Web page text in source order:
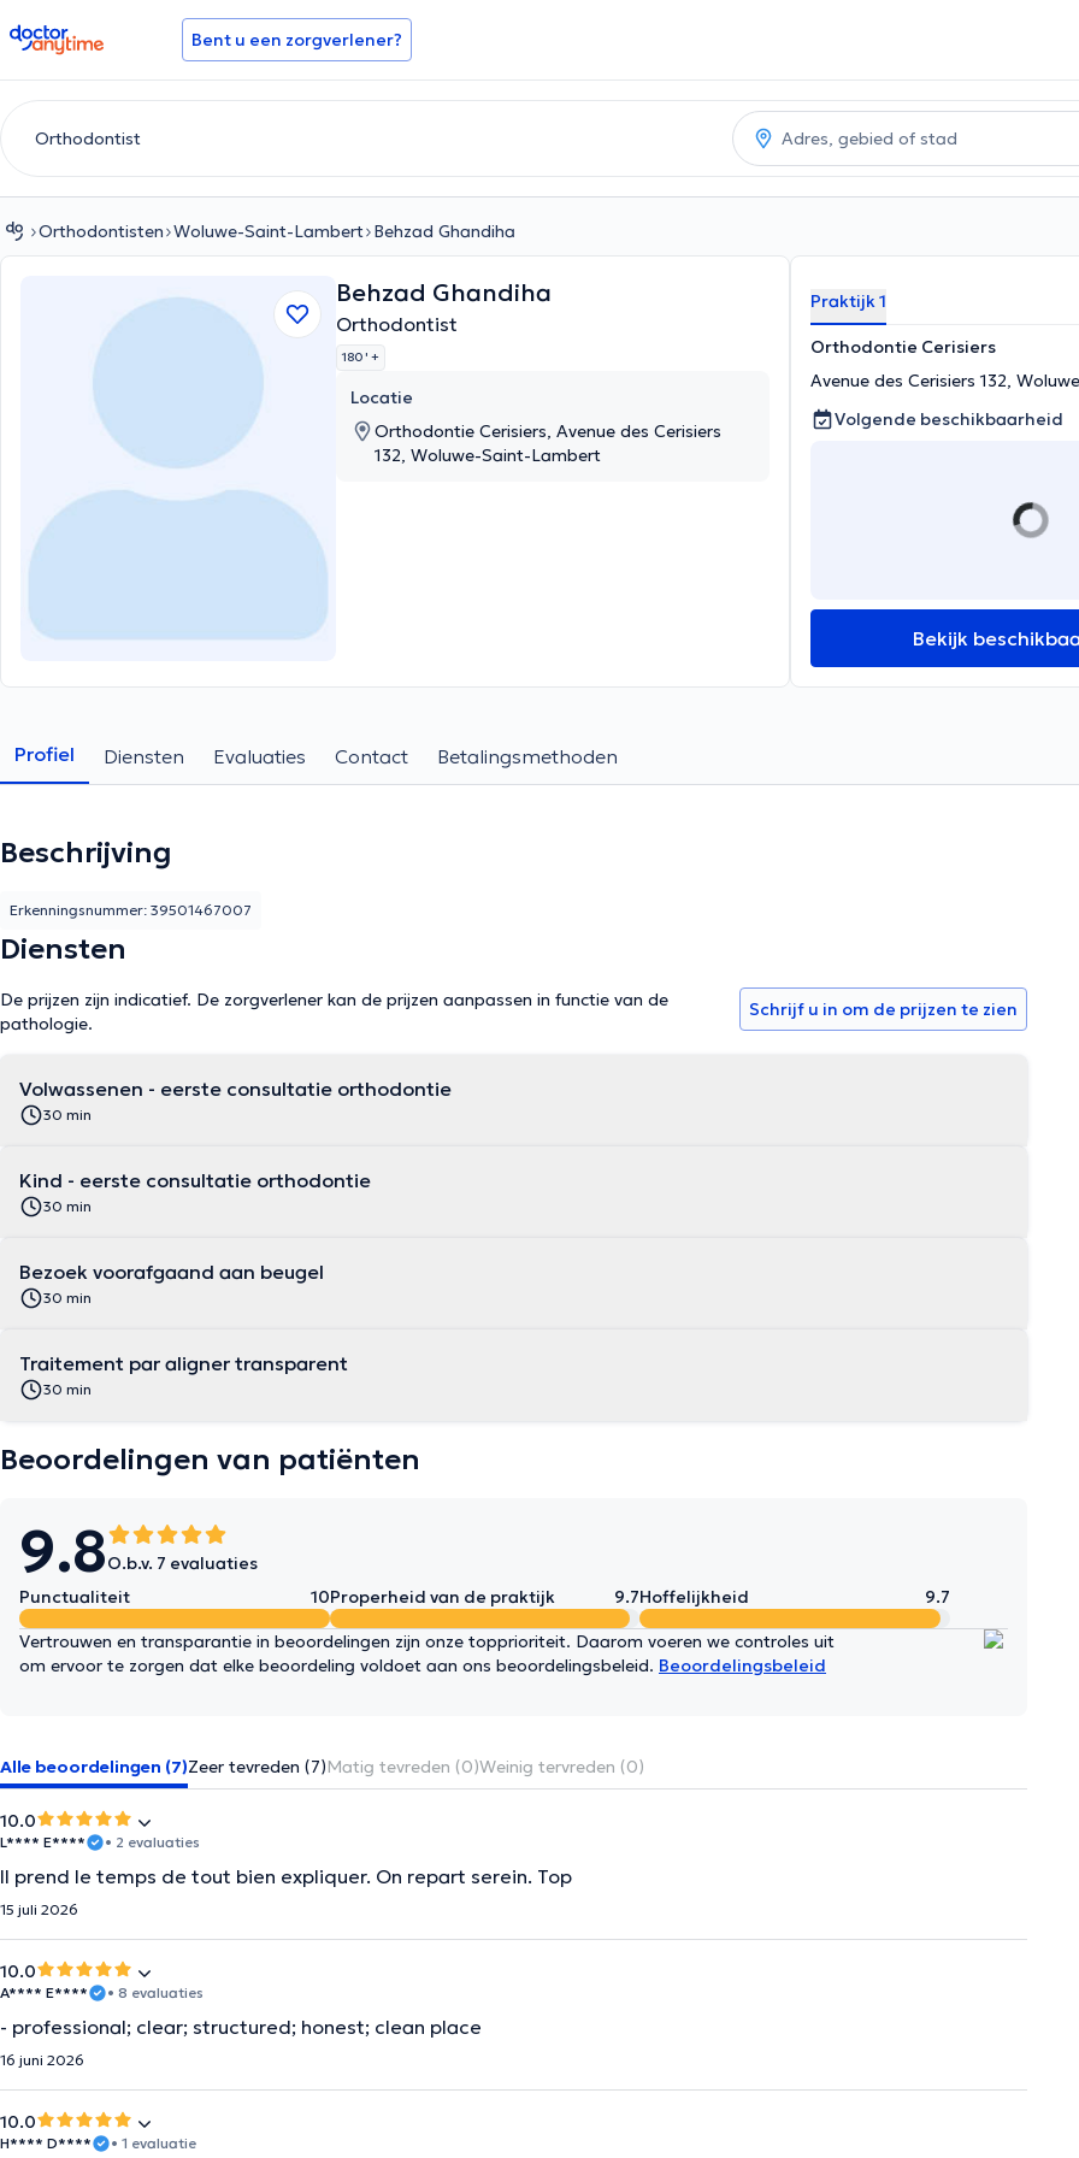
doctoranytime Bent u een zorgverlener?
Orthodontisten Woluwe-Saint-Lambert Behzad Ghandiha
Behzad Ghandiha
Orthodontist
180 ' +
Locatie
Orthodontie Cerisiers, Avenue des Cerisiers
132, Woluwe-Saint-Lambert
Praktijk 1
Orthodontie Cerisiers
Avenue des Cerisiers 132,
Volgende beschikbaarheid
Bekijk
Profiel Diensten Evaluaties Contact Betalingsmethoden
Beschrijving
Erkenningsnummer: 39501467007
Diensten
De prijzen zijn indicatief. De zorgverlener kan de prijzen aanpassen in functie van de
pathologie.
Schrijf u in om de prijzen te zien
Volwassenen - eerste consultatie orthodontie
30 min
Kind - eerste consultatie orthodontie
30 min
Bezoek voorafgaand aan beugel
30 min
Traitement par aligner transparent
30 min
Beoordelingen van patiënten
9.8O.b.v. 7 evaluaties
Punctualiteit
10Properheid van de praktijk 9.7Hoffelijkheid 9.7
Vertrouwen en transparantie in beoordelingen zijn onze topprioriteit. Daarom voeren we controles uit
om ervoor te zorgen dat elke beoordeling voldoet aan ons beoordelingsbeleid. Beoordelingsbeleid
Alle beoordelingen (7)Zeer tevreden (7)Matig tevreden (0)Weinig tervreden (0)
10.0
L**** E**** • 2 evaluaties
Il prend le temps de tout bien expliquer. On repart serein. Top
15 juli 2026
10.0
A**** E**** • 8 evaluaties
- professional; clear; structured; honest; clean place
16 juni 2026
10.0
H**** D**** • 1 evaluatie